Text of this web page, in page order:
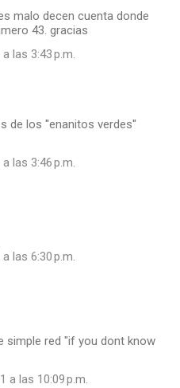
malo decen cuenta donde
43. gracias
las 3:43 p.m.
de los ''enanitos verdes''
las 3:46 p.m.
las 6:30 p.m.
simple red "if you dont know
a las 10:09 p.m.